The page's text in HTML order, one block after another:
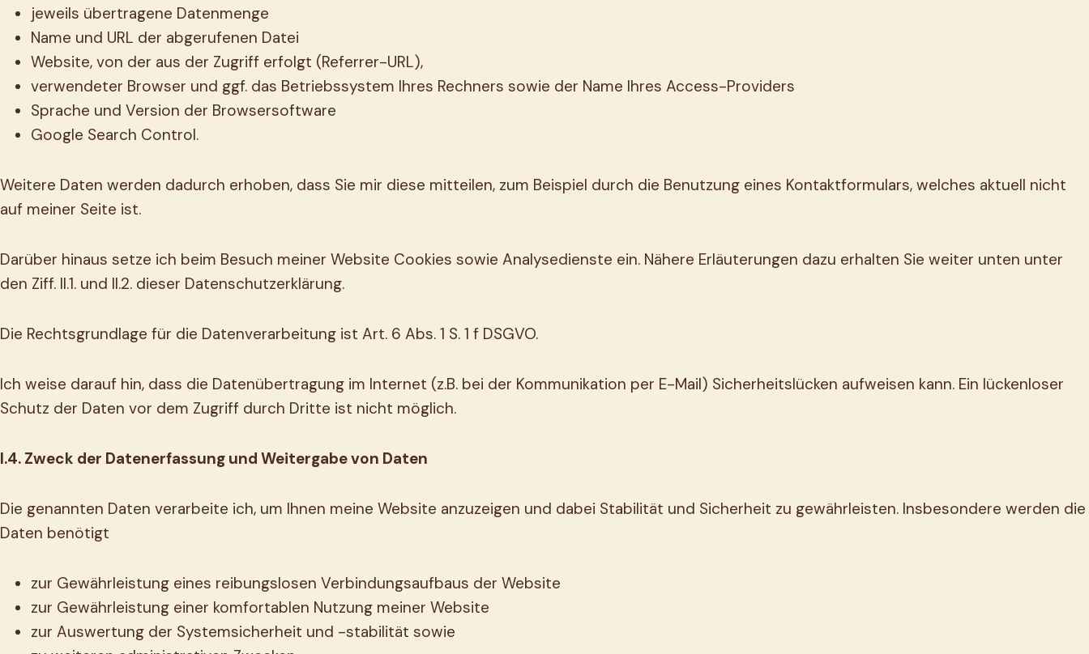
jeweils übertragene Datenmenge
Name und URL der abgerufenen Datei
Website, von der aus der Zugriff erfolgt (Referrer-URL),
verwendeter Browser und ggf. das Betriebssystem Ihres Rechners sowie der Name Ihres Access-Providers
Sprache und Version der Browsersoftware
Google Search Control.
Weitere Daten werden dadurch erhoben, dass Sie mir diese mitteilen, zum Beispiel durch die Benutzung eines Kontaktformulars, welches aktuell nicht
auf meiner Seite ist.
Darüber hinaus setze ich beim Besuch meiner Website Cookies sowie Analysedienste ein. Nähere Erläuterungen dazu erhalten Sie weiter unten unter
den Ziff. II.1. und II.2. dieser Datenschutzerklärung.
Die Rechtsgrundlage für die Datenverarbeitung ist Art. 6 Abs. 1 S. 1 f DSGVO.
Ich weise darauf hin, dass die Datenübertragung im Internet (z.B. bei der Kommunikation per E-Mail) Sicherheitslücken aufweisen kann. Ein lückenloser
Schutz der Daten vor dem Zugriff durch Dritte ist nicht möglich.
I.4. Zweck der Datenerfassung und Weitergabe von Daten
Die genannten Daten verarbeite ich, um Ihnen meine Website anzuzeigen und dabei Stabilität und Sicherheit zu gewährleisten. Insbesondere werden die
Daten benötigt
zur Gewährleistung eines reibungslosen Verbindungsaufbaus der Website
zur Gewährleistung einer komfortablen Nutzung meiner Website
zur Auswertung der Systemsicherheit und -stabilität sowie